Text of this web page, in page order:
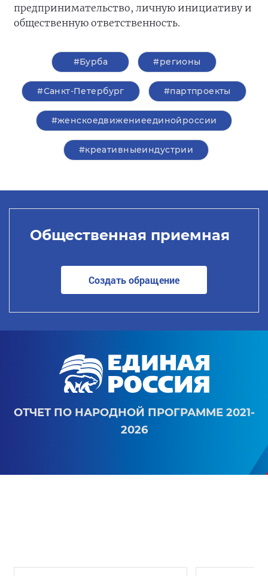
предпринимательство, личную инициативу и
общественную ответственность.
#Бурба #регионы
#Санкт-Петербург #партпроекты
#женскоедвижениеединойроссии
#креативныеиндустрии
Общественная приемная
Создать обращение
ОТЧЕТ ПО НАРОДНОЙ ПРОГРАММЕ 2021-
2026